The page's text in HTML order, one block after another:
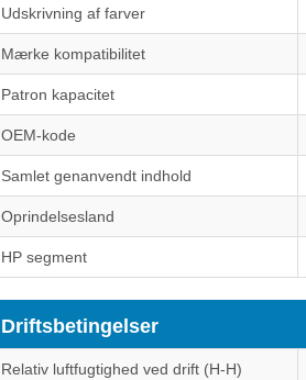
Udskrivning af farver
Mærke kompatibilitet
Patron kapacitet
OEM-kode
Samlet genanvendt indhold
Oprindelsesland
HP segment
Driftsbetingelser
Relativ luftfugtighed ved drift (H-H)